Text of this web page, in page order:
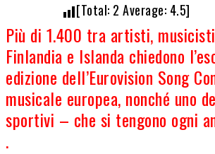
[Total: 2 Average: 4.5]
Più di 1.400 tra artisti,
Finlandia e Islanda chiedono
edizione dell’Eurovision Song
musicale europea, nonché uno
sportivi – che si tengono ogni
.